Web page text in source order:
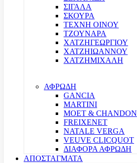
ΣΙΓΑΛΑ
ΣΚΟΥΡΑ
ΤΕΧΝΗ ΟΙΝΟΥ
ΤΖΟΥΝΑΡΑ
ΧΑΤΖΗΓΕΩΡΓΙΟΥ
ΧΑΤΖΗΙΩΑΝΝΟΥ
ΧΑΤΖΗΜΙΧΑΛΗ
ΑΦΡΩΔΗ
GANCIA
MARTINI
MOET & CHANDON
FREIXENET
NATALE VERGA
VEUVE CLICQUOT
ΔΙΑΦΟΡΑ ΑΦΡΩΔΗ
ΑΠΟΣΤΑΓΜΑΤΑ